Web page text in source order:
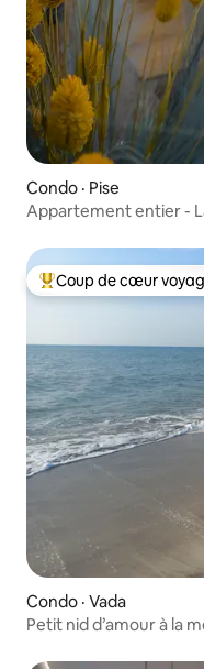
Condo · Pise
Appartement entier -
Coup de cœur
Coup de cœur
Condo · Vada
Petit nid d’amour à la